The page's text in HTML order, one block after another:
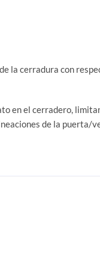
la cerradura con
en el cerradero,
de la puerta/